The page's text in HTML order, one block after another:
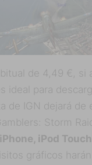
de 4,49 €, si
ideal para
de IGN dejará de
Storm
iPod Touch
gráficos